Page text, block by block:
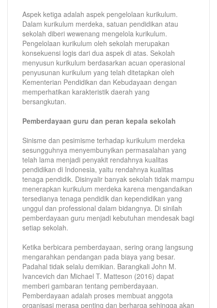
Aspek ketiga adalah aspek pengelolaan kurikulum.
Dalam kurikulum merdeka, satuan pendidikan atau
sekolah diberi wewenang mengelola kurikulum.
Pengelolaan kurikulum oleh sekolah merupakan
konsekuensi logis dari dua aspek di atas. Sekolah
menyusun kurikulum berdasarkan acuan operasional
penyusunan kurikulum yang telah ditetapkan oleh
Kementerian Pendidikan dan Kebudayaan dengan
memperhatikan karakteristik daerah yang
bersangkutan.
Pemberdayaan guru dan peran kepala sekolah
Sinisme dan pesimisme terhadap kurikulum merdeka
sesungguhnya menyembunyikan permasalahan yang
telah lama menjadi penyakit rendahnya kualitas
pendidikan di Indonesia, yaitu rendahnya kualitas
tenaga pendidik. Disinyalir banyak sekolah tidak mampu
menerapkan kurikulum merdeka karena mengandaikan
tersedianya tenaga pendidik dan kependidikan yang
unggul dan professional dalam bidangnya. Di sinilah
pemberdayaan guru menjadi kebutuhan mendesak bagi
setiap sekolah.
Ketika berbicara pemberdayaan, sering orang langsung
mengarahkan pendangan pada biaya yang besar.
Padahal tidak selalu demikian. Barangkali John M.
Ivancevich dan Michael T. Matteson (2016) dapat
memberi gambaran tentang pemberdayaan.
Pemberdayaan adalah proses membuat anggota
organisasi merasa penting dan berharga sehingga akan